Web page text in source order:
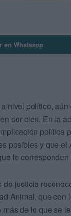
en Whatsapp
nivel político,
por cien. En la
política
posibles y que
le
de justicia
Animal, que con
de lo que se